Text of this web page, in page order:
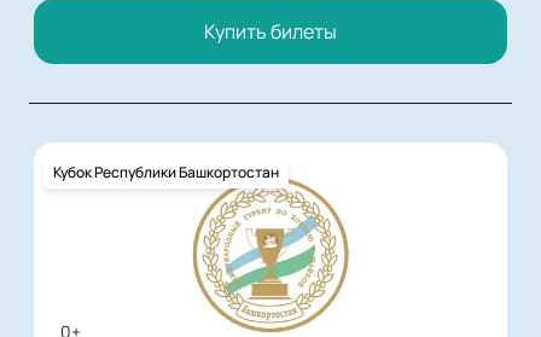
Купить билеты
0+
Кубок Республики Башкортостан